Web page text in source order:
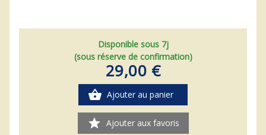
Disponible sous 7j
(sous réserve de confirmation)
29,00 €
shopping_basket Ajouter au panier
star Ajouter aux favoris